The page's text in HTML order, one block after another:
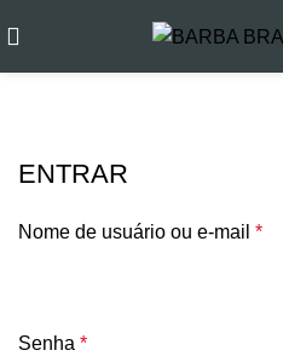
ENTRAR
Nome de usuário ou e-mail *
Senha *